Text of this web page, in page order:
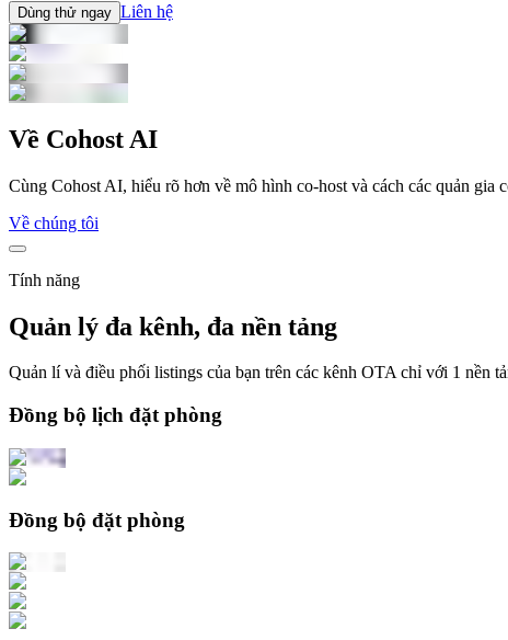
Dùng thử ngay Liên hệ
Về Cohost AI
Cùng Cohost AI, hiểu rõ hơn về mô hình co-host và cách các quản gia
Về chúng tôi
Tính năng
Quản lý đa kênh, đa nền tảng
Quản lí và điều phối listings của bạn trên các kênh OTA chỉ với 1 nền
Đồng bộ lịch đặt phòng
Đồng bộ đặt phòng